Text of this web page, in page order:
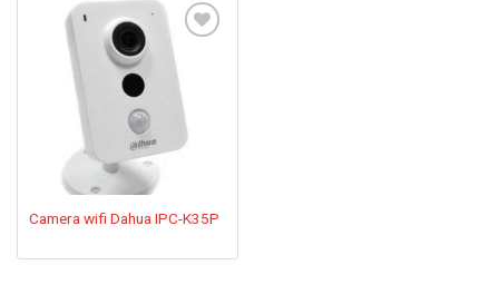
Add to
wishlist
Camera wifi Dahua IPC-K35P